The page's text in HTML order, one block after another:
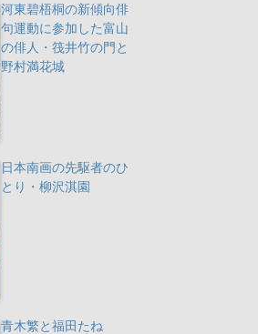
河東碧梧桐の新傾向俳
句運動に参加した富山
の俳人・筏井竹の門と
野村満花城
日本南画の先駆者のひ
とり・柳沢淇園
青木繁と福田たね